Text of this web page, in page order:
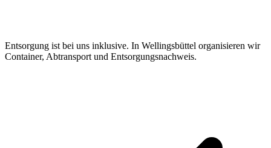
Entsorgung ist bei uns inklusive. In Wellingsbüttel organisieren wir
Container, Abtransport und Entsorgungsnachweis.